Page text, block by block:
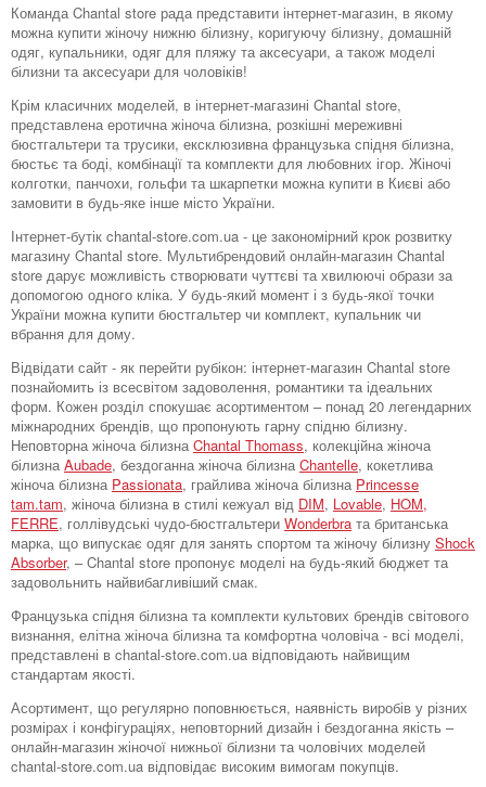
Команда Chantal store рада представити інтернет-магазин, в якому
можна купити жіночу нижню білизну, коригуючу білизну, домашній
одяг, купальники, одяг для пляжу та аксесуари, а також моделі
білизни та аксесуари для чоловіків!
Крім класичних моделей, в інтернет-магазині Chantal store,
представлена ​​еротична жіноча білизна, розкішні мереживні
бюстгальтери та трусики, ексклюзивна французька спідня білизна,
бюстьє та боді, комбінації та комплекти для любовних ігор. Жіночі
колготки, панчохи, гольфи та шкарпетки можна купити в Києві або
замовити в будь-яке інше місто України.
Інтернет-бутік chantal-store.com.ua - це закономірний крок розвитку
магазину Chantal store. Мультибрендовий онлайн-магазин Chantal
store дарує можливість створювати чуттєві та хвилюючі образи за
допомогою одного кліка. У будь-який момент і з будь-якої точки
України можна купити бюстгальтер чи комплект, купальник чи
вбрання для дому.
Відвідати сайт - як перейти рубікон: інтернет-магазин Chantal store
познайомить із всесвітом задоволення, романтики та ідеальних
форм. Кожен розділ спокушає асортиментом – понад 20 легендарних
міжнародних брендів, що пропонують гарну спідню білизну.
Неповторна жіноча білизна Chantal Thomass, колекційна жіноча
білизна Aubade, бездоганна жіноча білизна Chantelle, кокетлива
жіноча білизна Passionata, грайлива жіноча білизна Princesse
tam.tam, жіноча білизна в стилі кежуал від DIM, Lovable, HOM,
FERRE, голлівудські чудо-бюстгальтери Wonderbra та британська
марка, що випускає одяг для занять спортом та жіночу білизну Shock
Absorber, – Chantal store пропонує моделі на будь-який бюджет та
задовольнить найвибагливіший смак.
Французька спідня білизна та комплекти культових брендів світового
визнання, елітна жіноча білизна та комфортна чоловіча - всі моделі,
представлені в chantal-store.com.ua відповідають найвищим
стандартам якості.
Асортимент, що регулярно поповнюється, наявність виробів у різних
розмірах і конфігураціях, неповторний дизайн і бездоганна якість –
онлайн-магазин жіночої нижньої білизни та чоловічих моделей
chantal-store.com.ua відповідає високим вимогам покупців.